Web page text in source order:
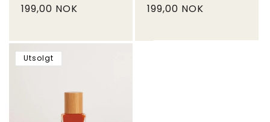
Vanlig
199,00 NOK
Vanlig
199,00 NOK
Utsolgt